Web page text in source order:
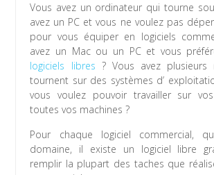
Vous avez un ordinateur qui tourne
avez un PC et vous ne voulez pas
pour vous équiper en logiciels
avez un Mac ou un PC et vous
logiciels libres ? Vous avez plusieurs
tournent sur des systèmes d’
vous voulez pouvoir travailler sur
toutes vos machines ?
Pour chaque logiciel commercial,
domaine, il existe un logiciel libre
remplir la plupart des taches que